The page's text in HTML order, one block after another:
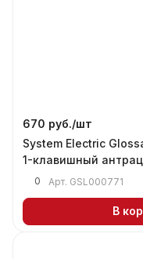
670 руб./шт
System Electric
1-клавишный
0 Арт. GSL000771
В